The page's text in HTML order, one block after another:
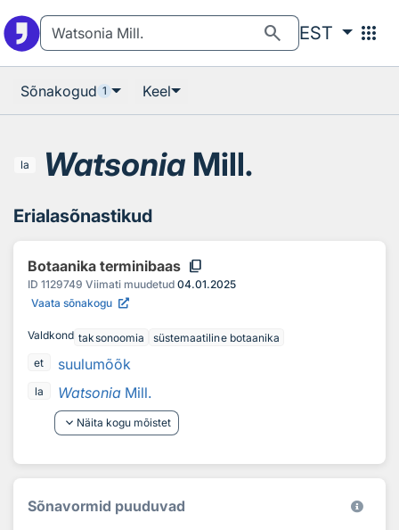
search EST apps
Sõnakogud 1 Keel
la Watsonia Mill.
Erialasõnastikud
Botaanika terminibaas content_copy
ID 1129749 Viimati muudetud 04.01.2025
Vaata sõnakogu
Valdkond taksonoomia
süstemaatiline botaanika
et
suulumõõk
la Watsonia Mill.
keyboard_arrow_down Näita kogu mõistet
Sõnavormid puuduvad